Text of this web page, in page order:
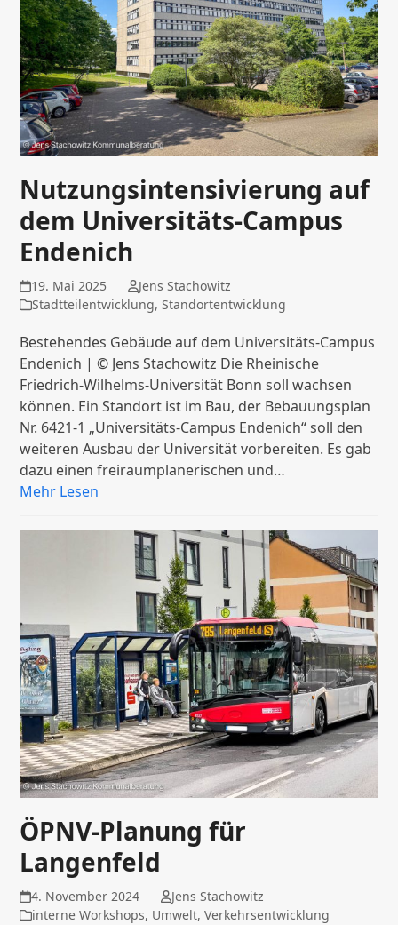
Nutzungsintensivierung auf
dem Universitäts-Campus
Endenich
19. Mai 2025
Jens Stachowitz
Stadtteilentwicklung,Standortentwicklung
Bestehendes Gebäude auf dem Universitäts-Campus
Endenich | © Jens Stachowitz Die Rheinische
Friedrich-Wilhelms-Universität Bonn soll wachsen
können. Ein Standort ist im Bau, der Bebauungsplan
Nr. 6421-1 „Universitäts-Campus Endenich“ soll den
weiteren Ausbau der Universität vorbereiten. Es gab
dazu einen freiraumplanerischen und…
Mehr Lesen
ÖPNV-Planung für
Langenfeld
4. November 2024
Jens Stachowitz
interne Workshops, Umwelt,Verkehrsentwicklung